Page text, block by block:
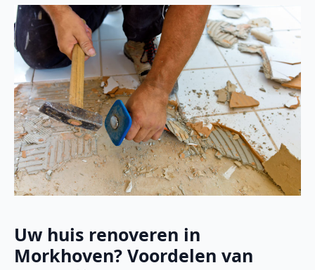
Uw huis renoveren in
Morkhoven? Voordelen van